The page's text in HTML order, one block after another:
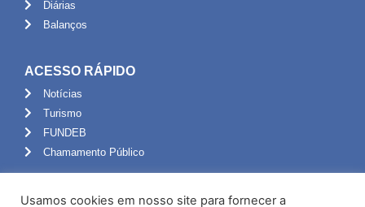
Diárias
Balanços
ACESSO RÁPIDO
Notícias
Turismo
FUNDEB
Chamamento Público
Usamos cookies em nosso site para fornecer a